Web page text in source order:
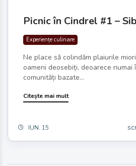
Picnic în Cindrel #1 –
Experiențe culinare
Ne place să colindăm plaiurile
oameni deosebiți, deoarece numai
comunități bazate...
Citește mai mult
IUN. 15